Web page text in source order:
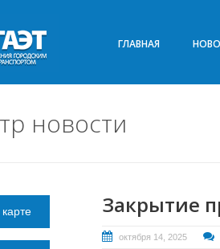
ГЛАВНАЯ
новости
Закрытие
октября 14, 2025